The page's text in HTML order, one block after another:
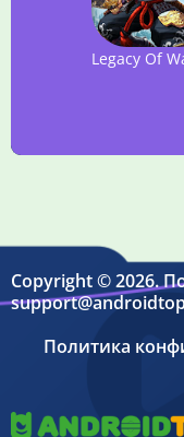
Legacy Of
Copyright © 2026.
Политика